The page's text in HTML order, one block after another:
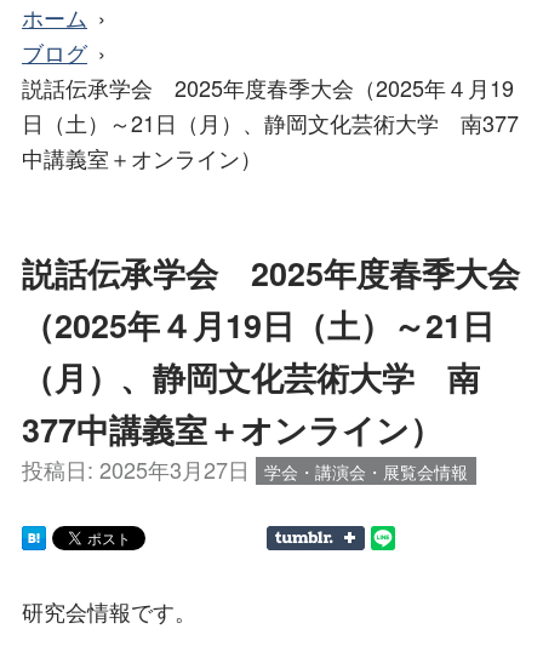
ホーム
ブログ
説話伝承学会 2025年度春季大会（2025年４月19
日（土）～21日（月）、静岡文化芸術大学 南377
中講義室＋オンライン）
説話伝承学会 2025年度春季大会
（2025年４月19日（土）～21日
（月）、静岡文化芸術大学 南
377中講義室＋オンライン）
投稿日: 2025年3月27日 学会・講演会・展覧会情報
研究会情報です。